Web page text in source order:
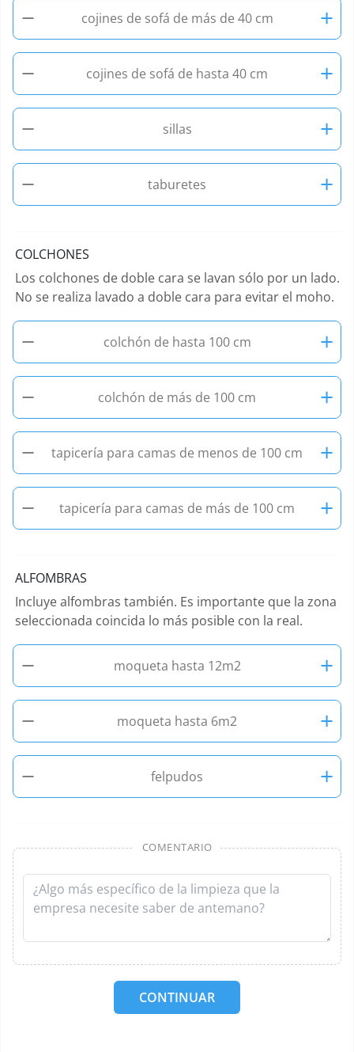
−
cojines de sofá de más de 40 cm
+
−
cojines de sofá de hasta 40 cm
+
−
sillas
+
−
taburetes +
COLCHONES
Los colchones de doble cara se lavan sólo por un lado.
No se realiza lavado a doble cara para evitar el moho.
− colchón de hasta 100 cm
+
−
colchón de más de 100 cm
+
−
tapicería para camas de menos de 100 cm
+
−
tapicería para camas de más de 100 cm +
ALFOMBRAS
Incluye alfombras también. Es importante que la zona
seleccionada coincida lo más posible con la real.
− moqueta hasta 12m2
+
−
moqueta hasta 6m2
+
−
felpudos +
COMENTARIO
CONTINUAR